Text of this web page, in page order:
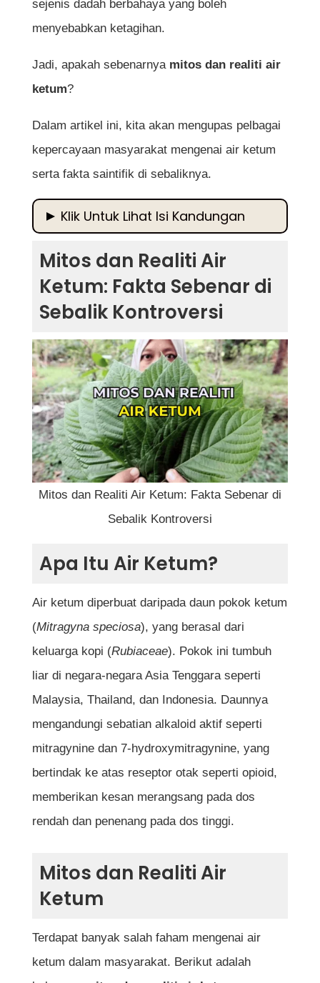
sejenis dadah berbahaya yang boleh
menyebabkan ketagihan.
Jadi, apakah sebenarnya mitos dan realiti air
ketum?
Dalam artikel ini, kita akan mengupas pelbagai
kepercayaan masyarakat mengenai air ketum
serta fakta saintifik di sebaliknya.
Klik Untuk Lihat Isi Kandungan
Sebalik Kontroversi
Apa Itu Air Ketum?
1. Mitos: Air Ketum Tiada Kesan
Sampingan dan 100% Selamat
2. Mitos: Air Ketum Sama Seperti Kopi dan
Teh
3. Mitos: Air Ketum Boleh Menyembuhkan
Semua Penyakit
4. Mitos: Air Ketum Lebih Selamat
5. Mitos: Air Ketum Tidak Dilarang di
Malaysia
6. Mitos: Air Ketum Membantu Penagih
Dadah Pulih Sepenuhnya
Risiko Air Ketum
Soalan Lazim Mengenai Mitos & Realiti Air
Ketum
Adakah air ketum benar-benar berbahaya?
Apakah kesan sampingan air ketum?
Mitos dan Realiti Air
Ketum: Fakta Sebenar di
Sebalik Kontroversi
Mitos dan Realiti Air Ketum: Fakta Sebenar di
Sebalik Kontroversi
Apa Itu Air Ketum?
Air ketum diperbuat daripada daun pokok ketum
(Mitragyna speciosa), yang berasal dari
keluarga kopi (Rubiaceae). Pokok ini tumbuh
liar di negara-negara Asia Tenggara seperti
Malaysia, Thailand, dan Indonesia. Daunnya
mengandungi sebatian alkaloid aktif seperti
mitragynine dan 7-hydroxymitragynine, yang
bertindak ke atas reseptor otak seperti opioid,
memberikan kesan merangsang pada dos
rendah dan penenang pada dos tinggi.
Mitos dan Realiti Air
Ketum
Terdapat banyak salah faham mengenai air
ketum dalam masyarakat. Berikut adalah